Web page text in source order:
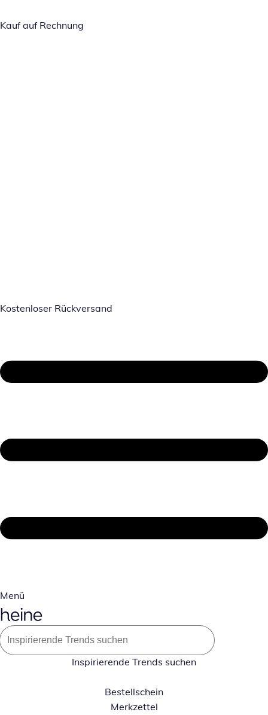
Kauf auf Rechnung
Kostenloser Rückversand
Menü
Inspirierende Trends suchen
Bestellschein
Merkzettel